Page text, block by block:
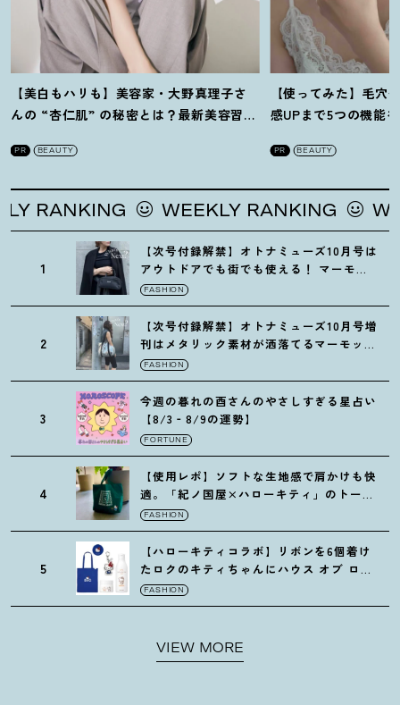
【美白もハリも】美容家・大野真理子さ
んの “杏仁肌” の秘密とは ？ 最新美容習慣
PR BEAUTY
【使ってみた】毛穴
感UPまで5つの機能
PR BEAUTY
WEEKLY RANKING WEEKLY
1
【次号付録解禁】オトナミューズ10月号は
アウトドアでも街でも使える ！ マーモッ
トの黒ショルダー
FASHION
2
【次号付録解禁】オトナミューズ10月号増
刊はメタリック素材が洒落てるマーモット
の保冷バッグ
FASHION
3
今週の暮れの酉さんのやさしすぎる星占い
【8/3‐8/9の運勢】
FORTUNE
4
【使用レポ】ソフトな生地感で肩かけも快
適。「紀ノ国屋×ハローキティ」のトート
がガシガシ使えて最高です
FASHION
5
【ハローキティコラボ】リボンを6個着け
たロクのキティちゃんにハウス オブ ロー
ゼの限定パケも
FASHION
VIEW MORE